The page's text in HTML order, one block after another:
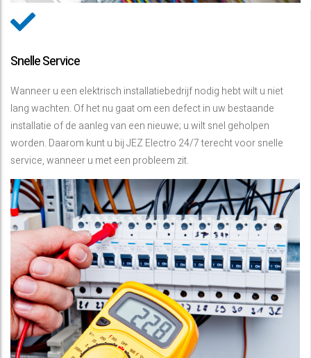
Snelle Service
Wanneer u een elektrisch installatiebedrijf nodig hebt wilt u niet
lang wachten. Of het nu gaat om een defect in uw bestaande
installatie of de aanleg van een nieuwe; u wilt snel geholpen
worden. Daarom kunt u bij JEZ Electro 24/7 terecht voor snelle
service, wanneer u met een probleem zit.